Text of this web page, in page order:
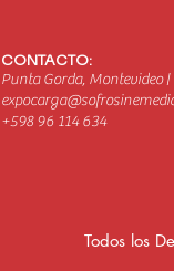
CONTACTO:
Punta Gorda, Montevideo
+598 96 114 634
Todos los